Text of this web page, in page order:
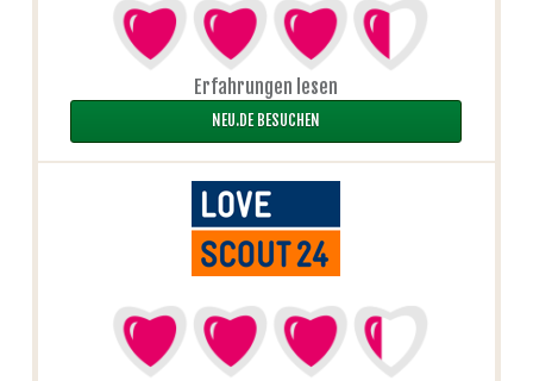
Erfahrungen lesen
NEU.DE BESUCHEN